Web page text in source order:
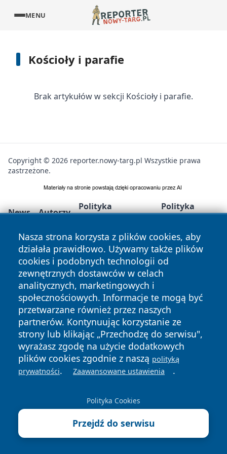
MENU
Kościoły i parafie
Brak artykułów w sekcji Kościoły i parafie.
Nasza strona korzysta z plików cookies, aby
działała prawidłowo. Używamy także plików
cookies i podobnych technologii od
zewnętrznych dostawców w celach
analitycznych, marketingowych i
społecznościowych. Informacje te mogą być
przetwarzane również przez naszych
partnerów. Kontynuując korzystanie ze
strony lub klikając „Przechodzę do serwisu",
wyrażasz zgodę na użycie dodatkowych
plików cookies zgodnie z naszą polityką
prywatności. Zaawansowane ustawienia .
Polityka Cookies
Przejdź do serwisu
Copyright © 2026 reporter.nowy-targ.pl Wszystkie prawa
zastrzeżone.
News Autorzy
Polityka
Polityka